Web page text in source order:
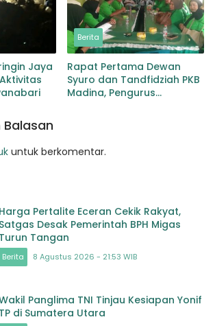
Jaya
Berita
Rapat Pertama Dewan
Syuro dan Tandfidziah PKB
Madina, Pengurus
untuk berkomentar.
Harga Pertalite Eceran Cekik Rakyat,
Satgas Desak Pemerintah BPH Migas
Turun Tangan
Berita 8 Agustus 2026 - 21:53 WIB
Panglima TNI Tinjau Kesiapan Yonif
TP di Sumatera Utara